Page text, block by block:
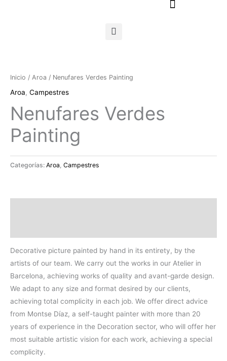
Inicio / Aroa / Nenufares Verdes Painting
Aroa, Campestres
Nenufares Verdes
Painting
Categorías: Aroa Campestres
Decorative picture painted by hand in its entirety, by the
artists of our team. We carry out the works in our Atelier in
Barcelona, achieving works of quality and avant-garde design.
We adapt to any size and format desired by our clients,
achieving total complicity in each job. We offer direct advice
from Montse Díaz, a self-taught painter with more than 20
years of experience in the Decoration sector, who will offer her
most suitable artistic vision for each work, achieving a special
complicity.